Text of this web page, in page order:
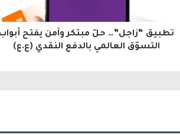
تطبيق “زاجل”… حلّ مبتكر وآمن يفتح أبواب
التسوّق العالمي بالدفع النقدي (ع.ع)